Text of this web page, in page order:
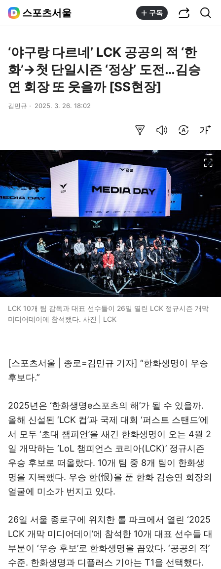
스포츠서울 구독
‘야구랑 다르네’ LCK 공공의 적 ‘한
화’→첫 단일시즌 ‘정상’ 도전…김승
연 회장 또 웃을까 [SS현장]
김민규 2025. 3. 26. 18:02
LCK 10개 팀 감독과 대표 선수들이 26일 열린 LCK 정규시즌 개막
미디어데이에 참석했다. 사진 | LCK
[스포츠서울 | 종로=김민규 기자] “한화생명이 우승
후보다.”
2025년은 ‘한화생명e스포츠의 해’가 될 수 있을까.
올해 신설된 ‘LCK 컵’과 국제 대회 ‘퍼스트 스탠드’에
서 모두 ‘초대 챔피언’을 새긴 한화생명이 오는 4월 2
일 개막하는 ‘LoL 챔피언스 코리아(LCK)’ 정규시즌
우승 후보로 떠올랐다. 10개 팀 중 8개 팀이 한화생
명을 지목했다. 우승 한(恨)을 푼 한화 김승연 회장의
얼굴에 미소가 번지고 있다.
26일 서울 종로구에 위치한 롤 파크에서 열린 ‘2025
LCK 개막 미디어데이’에 참석한 10개 대표 선수들 대
부분이 ‘우승 후보’로 한화생명을 꼽았다. ‘공공의 적’
수준. 한화생명과 디플러스 기아는 T1을 선택했다.